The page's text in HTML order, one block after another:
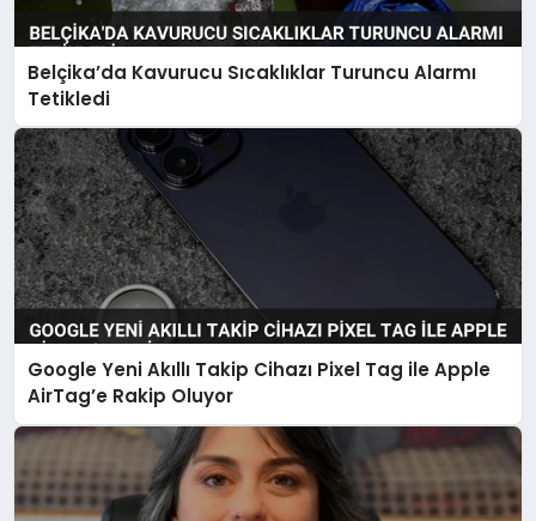
Belçika’da Kavurucu Sıcaklıklar Turuncu Alarmı
Tetikledi
Google Yeni Akıllı Takip Cihazı Pixel Tag ile Apple
AirTag’e Rakip Oluyor